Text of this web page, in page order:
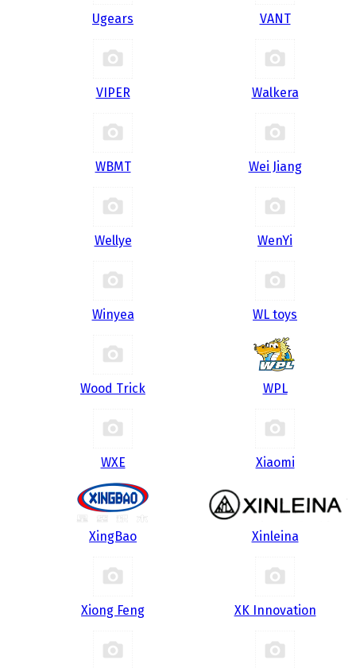
Ugears VANT
VIPER Walkera
WBMT Wei Jiang
Wellye WenYi
Winyea WL toys
Wood Trick WPL
WXE Xiaomi
XingBao Xinleina
Xiong Feng XK Innovation